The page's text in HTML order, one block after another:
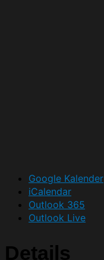
Google Kalender
iCalendar
Outlook 365
Outlook Live
Details